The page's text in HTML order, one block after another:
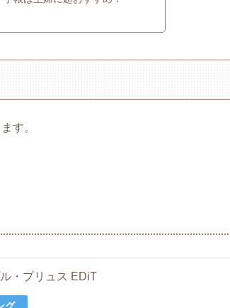
す。
・プリュス EDiT